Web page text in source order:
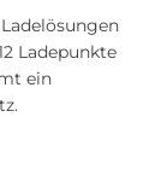
Ladepunkte
ein